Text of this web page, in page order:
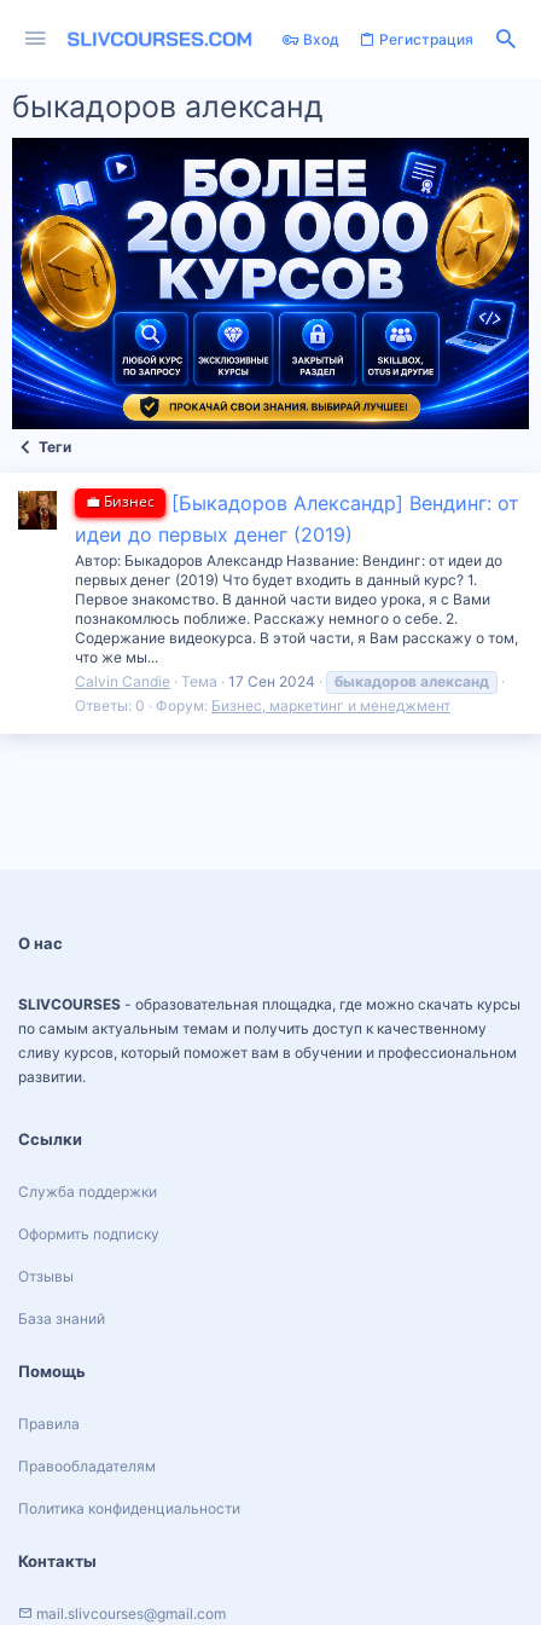
Вход Регистрация
быкадоров александ
Теги
💼 Бизнес
[Быкадоров Александр] Вендинг: от
идеи до первых денег (2019)
Автор: Быкадоров Александр Название: Вендинг: от идеи до
первых денег (2019) Что будет входить в данный курс? 1.
Первое знакомство. В данной части видео урока, я с Вами
познакомлюсь поближе. Расскажу немного о себе. 2.
Содержание видеокурса. В этой части, я Вам расскажу о том,
что же мы...
Calvin Candie Тема 17 Сен 2024 быкадоров александ
Ответы: 0
Форум: Бизнес, маркетинг и менеджмент
О нас
SLIVCOURSES - образовательная площадка, где можно скачать курсы
по самым актуальным темам и получить доступ к качественному
сливу курсов, который поможет вам в обучении и профессиональном
развитии.
Ссылки
Служба поддержки
Оформить подписку
Отзывы
База знаний
Помощь
Правила
Правообладателям
Политика конфиденциальности
Контакты
mail.slivcourses@gmail.com